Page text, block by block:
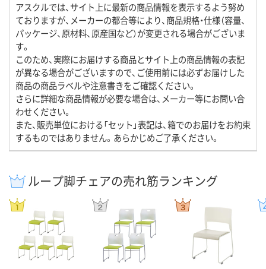
アスクルでは、サイト上に最新の商品情報を表示するよう努め
ておりますが、メーカーの都合等により、商品規格・仕様（容量、
パッケージ、原材料、原産国など）が変更される場合がございま
す。
このため、実際にお届けする商品とサイト上の商品情報の表記
が異なる場合がございますので、ご使用前には必ずお届けした
商品の商品ラベルや注意書きをご確認ください。
さらに詳細な商品情報が必要な場合は、メーカー等にお問い合
わせください。
また、販売単位における「セット」表記は、箱でのお届けをお約束
するものではありません。あらかじめご了承ください。
ループ脚チェアの売れ筋ランキング